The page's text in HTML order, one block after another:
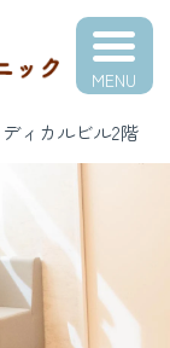
ィカルビル2階